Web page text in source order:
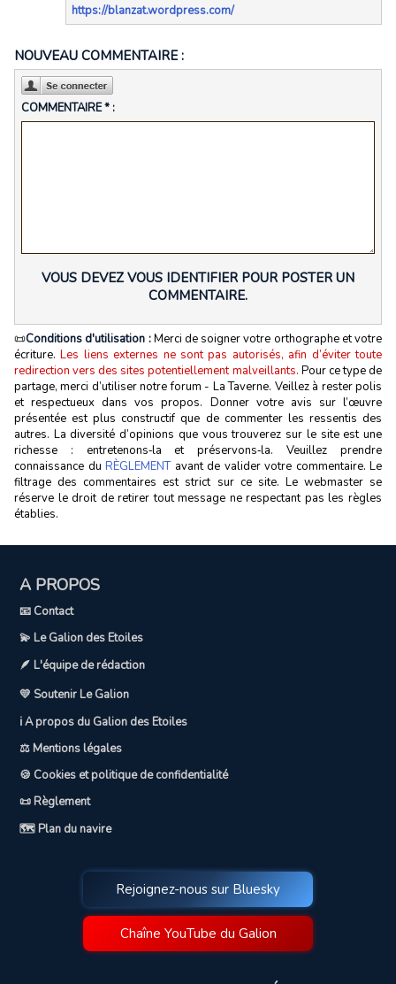
https://blanzat.wordpress.com/
NOUVEAU COMMENTAIRE :
COMMENTAIRE * :
VOUS DEVEZ VOUS IDENTIFIER POUR POSTER UN
COMMENTAIRE.
📜Conditions d'utilisation :Merci de soigner votre orthographe et votre
écriture.Les liens externes ne sont pas autorisés, afin d’éviter toute
redirection vers des sites potentiellement malveillants. Pour ce type de
partage, merci d’utiliser notre forum - La Taverne. Veillez à rester polis
et respectueux dans vos propos. Donner votre avis sur l’œuvre
présentée est plus constructif que de commenter les ressentis des
autres. La diversité d’opinions que vous trouverez sur le site est une
richesse : entretenons‑la et préservons‑la. Veuillez prendre
connaissance du RÈGLEMENTavant de valider votre commentaire. Le
filtrage des commentaires est strict sur ce site. Le webmaster se
réserve le droit de retirer tout message ne respectant pas les règles
établies.
A PROPOS
📧 Contact
💫 Le Galion des Etoiles
🪶 L'équipe de rédaction
💛 Soutenir Le Galion
ℹ️ A propos du Galion des Etoiles
⚖️ Mentions légales
🍪 Cookies et politique de confidentialité
📜 Règlement
🗺️ Plan du navire
Rejoignez-nous sur Bluesky
Chaîne YouTube du Galion